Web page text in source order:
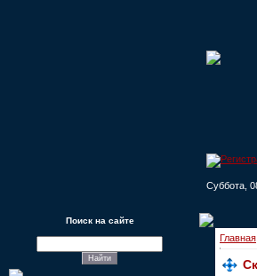
Суббота,
Поиск на сайте
Главная